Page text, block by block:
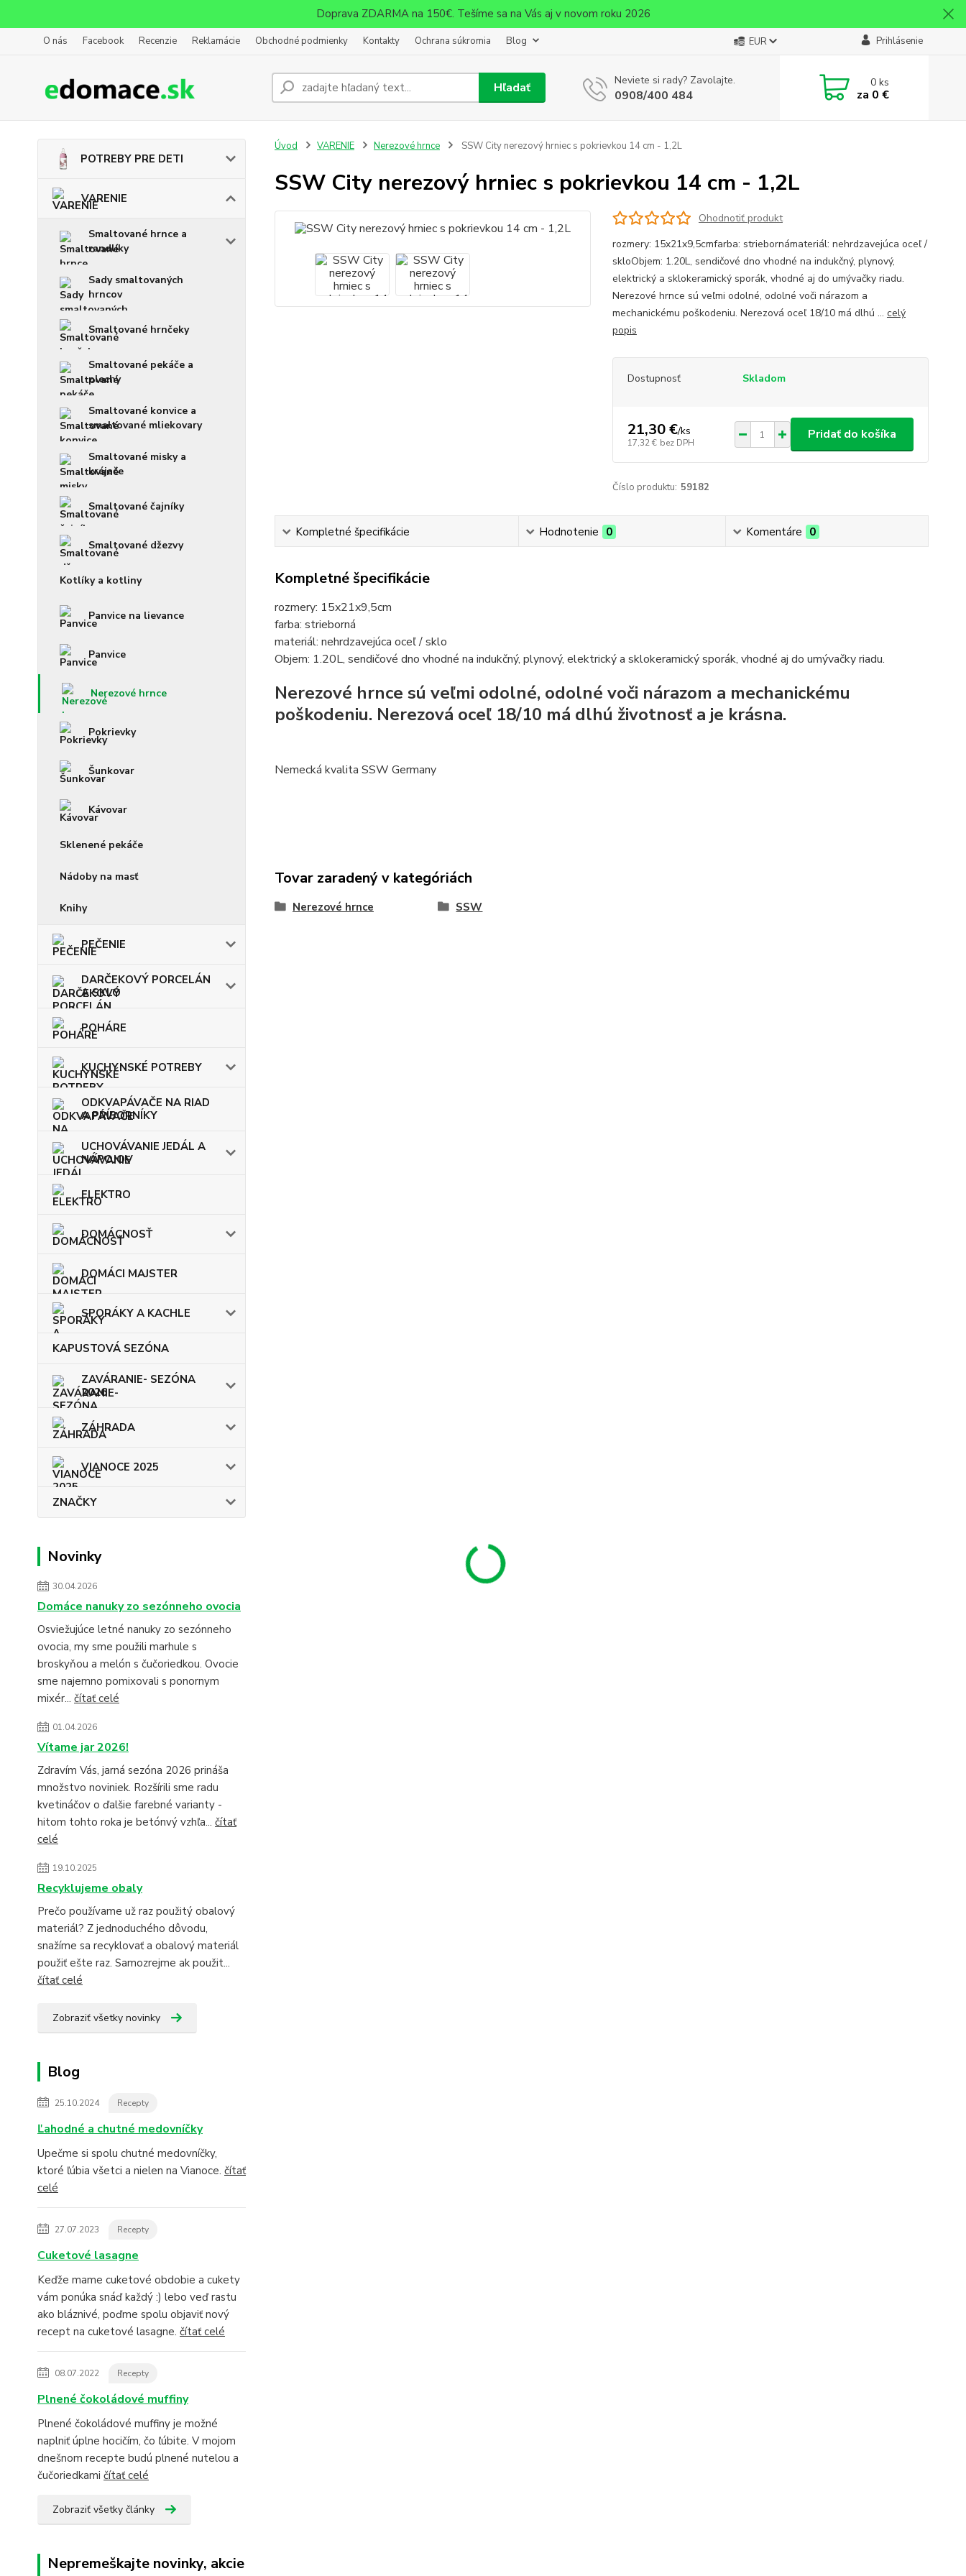
Doprava ZDARMA na 150€. Tešíme sa na Vás aj v novom roku 2026
O nás Facebook Recenzie Reklamácie Obchodné podmienky Kontakty Ochrana súkromia Blog EUR Prihlásenie
Hľadať Neviete si rady? Zavolajte.
0908/400 484
0ks
za 0 €
POTREBY PRE DETI
VARENIE
Smaltované hrnce a
randlíky
Sady smaltovaných
hrncov
Smaltované hrnčeky
Smaltované pekáče a
plechy
Smaltované konvice a
smaltované mliekovary
Smaltované misky a
krájače
Smaltované čajníky
Smaltované džezvy
Kotlíky a kotliny
Panvice na lievance
Panvice
Nerezové hrnce
Pokrievky
Šunkovar
Kávovar
Sklenené pekáče
Nádoby na masť
Knihy
PEČENIE
DARČEKOVÝ PORCELÁN
A SKLO
POHÁRE
KUCHYNSKÉ POTREBY
ODKVAPÁVAČE NA RIAD
A PRÍBORNÍKY
UCHOVÁVANIE JEDÁL A
NÁPOJOV
ELEKTRO
DOMÁCNOSŤ
DOMÁCI MAJSTER
SPORÁKY A KACHLE
KAPUSTOVÁ SEZÓNA
ZAVÁRANIE- SEZÓNA
2026
ZÁHRADA
VIANOCE 2025
ZNAČKY
Novinky
30.04.2026
Domáce nanuky zo sezónneho ovocia
Osviežujúce letné nanuky zo sezónneho
ovocia, my sme použili marhule s
broskyňou a melón s čučoriedkou. Ovocie
sme najemno pomixovali s ponornym
mixér... čítať celé
01.04.2026
Vítame jar 2026!
Zdravím Vás, jarná sezóna 2026 prináša
množstvo noviniek. Rozšírili sme radu
kvetináčov o ďalšie farebné varianty -
hitom tohto roka je betónvý vzhľa... čítať
celé
19.10.2025
Recyklujeme obaly
Prečo používame už raz použitý obalový
materiál? Z jednoduchého dôvodu,
snažíme sa recyklovať a obalový materiál
použiť ešte raz. Samozrejme ak použit...
čítať celé
Zobraziť všetky novinky
Blog
25.10.2024 Recepty
Ľahodné a chutné medovníčky
Upečme si spolu chutné medovníčky,
ktoré ľúbia všetci a nielen na Vianoce. čítať
celé
27.07.2023 Recepty
Cuketové lasagne
Keďže mame cuketové obdobie a cukety
vám ponúka snáď každý :) lebo veď rastu
ako bláznivé, poďme spolu objaviť nový
recept na cuketové lasagne. čítať celé
08.07.2022 Recepty
Plnené čokoládové muffiny
Plnené čokoládové muffiny je možné
naplniť úplne hocičím, čo ľúbite. V mojom
dnešnom recepte budú plnené nutelou a
čučoriedkami čítať celé
Zobraziť všetky články
Nepremeškajte novinky, akcie
Úvod VARENIE Nerezové hrnce SSW City nerezový hrniec s pokrievkou 14 cm - 1,2L
SSW City nerezový hrniec s pokrievkou 14 cm - 1,2L
Ohodnotiť produkt
rozmery: 15x21x9,5cmfarba: striebornámateriál: nehrdzavejúca oceľ /
skloObjem: 1.20L, sendičové dno vhodné na indukčný, plynový,
elektrický a sklokeramický sporák, vhodné aj do umývačky riadu.
Nerezové hrnce sú veľmi odolné, odolné voči nárazom a
mechanickému poškodeniu. Nerezová oceľ 18/10 má dlhú ... celý
popis
Dostupnosť Skladom
21,30 €/ks
17,32 € bez DPH
Pridať do košíka
Číslo produktu: 59182
Kompletné špecifikácie Hodnotenie 0 Komentáre 0
Kompletné špecifikácie
rozmery: 15x21x9,5cm
farba: strieborná
materiál: nehrdzavejúca oceľ / sklo
Objem: 1.20L, sendičové dno vhodné na indukčný, plynový, elektrický a sklokeramický sporák, vhodné aj do umývačky riadu.
Nerezové hrnce sú veľmi odolné, odolné voči nárazom a mechanickému
poškodeniu. Nerezová oceľ 18/10 má dlhú životnosť a je krásna.
Nemecká kvalita SSW Germany
Tovar zaradený v kategóriách
Nerezové hrnce SSW